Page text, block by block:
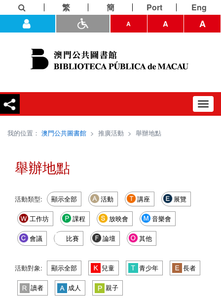
繁 簡 Port Eng
A A A
我的位置： 澳門公共圖書館 > 推廣活動 > 舉辦地點
舉辦地點
活動類型: 顯示全部 活動 講座 展覽
工作坊 課程 放映會 音樂會
會議 比賽 論壇 其他
活動對象: 顯示全部 兒童 青少年 長者
讀者 成人 親子